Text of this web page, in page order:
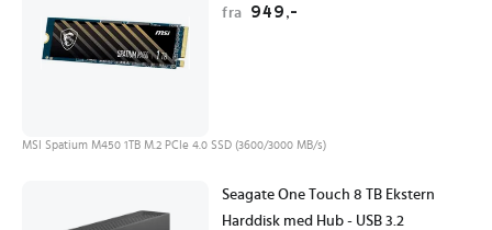
fra
949,-
MSI Spatium M450 1TB M.2 PCIe 4.0 SSD (3600/3000 MB/s)
Seagate One Touch 8 TB Ekstern
Harddisk med Hub - USB 3.2